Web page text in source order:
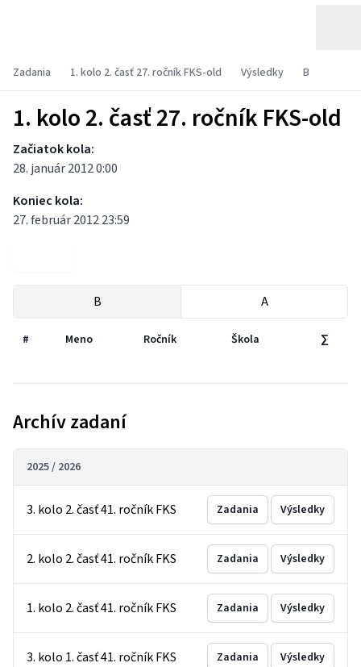
Zadania 1. kolo 2. časť 27. ročník FKS-old Výsledky B
1. kolo 2. časť 27. ročník FKS-old
Začiatok kola:
28. január 2012 0:00
Koniec kola:
27. február 2012 23:59
B A
# Meno Ročník Škola ∑
Archív zadaní
2025 / 2026
3. kolo 2. časť 41. ročník FKS Zadania Výsledky
2. kolo 2. časť 41. ročník FKS Zadania Výsledky
1. kolo 2. časť 41. ročník FKS Zadania Výsledky
3. kolo 1. časť 41. ročník FKS Zadania Výsledky